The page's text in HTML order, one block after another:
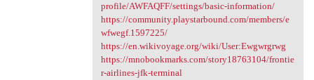
profile/AWFAQFF/settings/basic-information/
https://community.playstarbound.com/members/e
wfwegf.1597225/
https://en.wikivoyage.org/wiki/User:Ewgwrgrwg
https://mnobookmarks.com/story18763104/frontie
r-airlines-jfk-terminal